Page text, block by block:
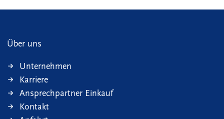
Über uns
Unternehmen
Karriere
Ansprechpartner Einkauf
Kontakt